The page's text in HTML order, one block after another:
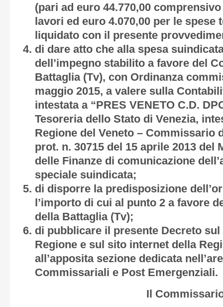
(pari ad euro 44.770,00
lavori ed euro 4.070,00 per le spese
liquidato con il presente
di dare atto che alla spesa
dell’impegno stabilito a favore del
Battaglia (Tv), con Ordinanza
maggio 2015, a valere sulla
intestata a “PRES VENETO C.D.
Tesoreria dello Stato di Venezia,
Regione del Veneto – Commissario
prot. n. 30715 del 15 aprile 2013 del
delle Finanze di comunicazione
speciale suindicata;
di disporre la predisposizione
l’importo di cui al punto 2 a favore
della Battaglia (Tv);
di pubblicare il presente Decreto
Regione e sul sito internet della
all’apposita sezione dedicata
Commissariali e Post Emergenziali.
Il